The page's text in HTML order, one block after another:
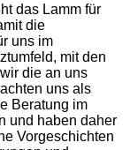
das Lamm für
die
uns im
mit den
die an uns
uns als
Beratung im
und haben daher
Vorgeschichten